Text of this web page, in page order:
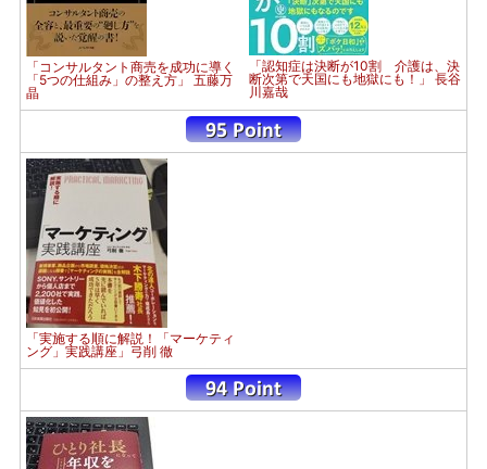
「コンサルタント商売を成功に導く
「5つの仕組み」の整え方」 五藤万
晶
「認知症は決断が10割 介護は、決
断次第で天国にも地獄にも！」 長谷
川嘉哉
「実施する順に解説！「マーケティ
ング」実践講座」弓削 徹